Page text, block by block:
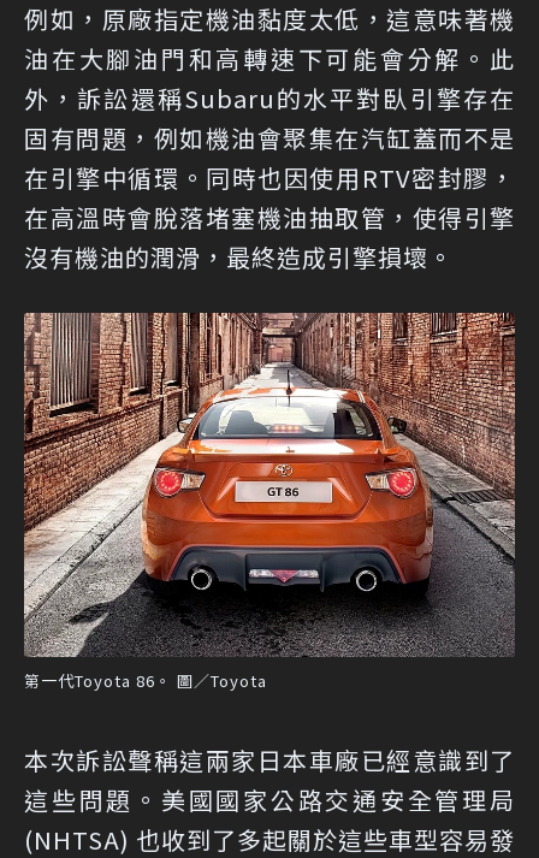
例如，原廠指定機油黏度太低，這意味著機
油在大腳油門和高轉速下可能會分解。此
外，訴訟還稱Subaru的水平對臥引擎存在
固有問題，例如機油會聚集在汽缸蓋而不是
在引擎中循環。同時也因使用RTV密封膠，
在高溫時會脫落堵塞機油抽取管，使得引擎
沒有機油的潤滑，最終造成引擎損壞。
第一代Toyota 86。 圖／Toyota
本次訴訟聲稱這兩家日本車廠已經意識到了
這些問題。美國國家公路交通安全管理局
(NHTSA) 也收到了多起關於這些車型容易發